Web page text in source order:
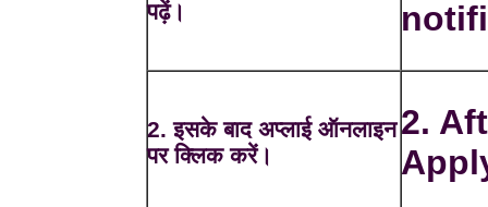
पढ़ें।
2. इसके बाद अप्लाई ऑनलाइन
पर क्लिक करें।
2.